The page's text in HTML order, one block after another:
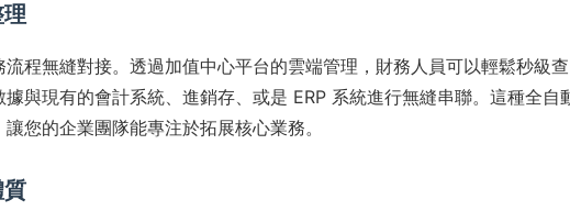
程無縫對接。透過加值中心平台的雲端管理，財務人員可以輕鬆秒級查
與現有的會計系統、進銷存、或是 ERP 系統進行無縫串聯。這種全自
您的企業團隊能專注於拓展核心業務。